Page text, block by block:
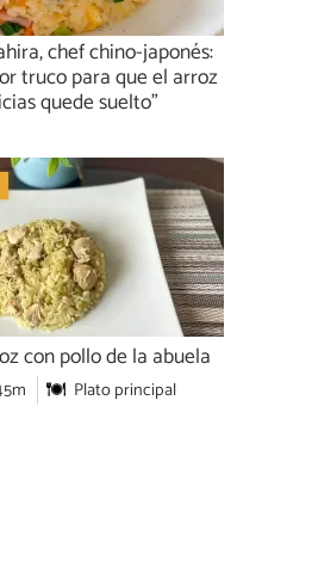
chef chino-japonés:
truco para que el arroz
quede suelto"
con pollo de la abuela
Plato principal